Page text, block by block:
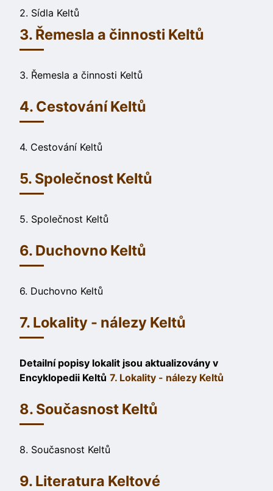
2. Sídla Keltů
3. Řemesla a činnosti Keltů
3. Řemesla a činnosti Keltů
4. Cestování Keltů
4. Cestování Keltů
5. Společnost Keltů
5. Společnost Keltů
6. Duchovno Keltů
6. Duchovno Keltů
7. Lokality - nálezy Keltů
Detailní popisy lokalit jsou aktualizovány v
Encyklopedii Keltů 7. Lokality - nálezy Keltů
8. Současnost Keltů
8. Současnost Keltů
9. Literatura Keltové